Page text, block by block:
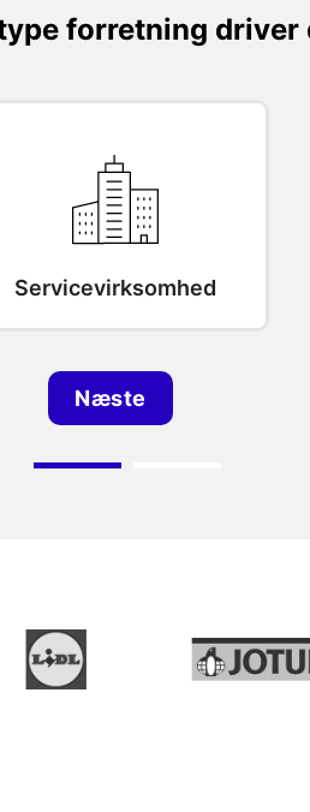
forretning driver
Servicevirksomhed